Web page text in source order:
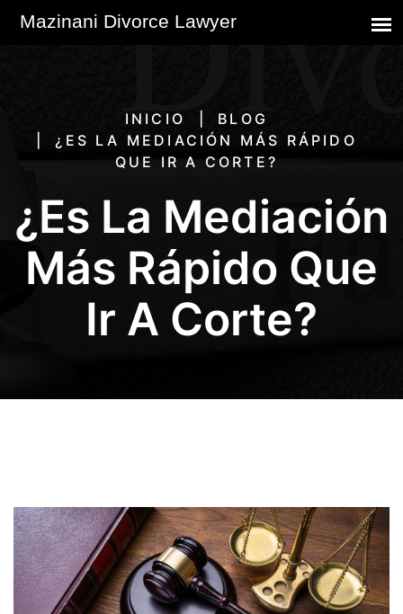
INICIO
BLOG
¿ES LA MEDIACIÓN MÁS RÁPIDO
QUE IR A CORTE?
¿Es La Mediación
Más Rápido Que
Ir A Corte?